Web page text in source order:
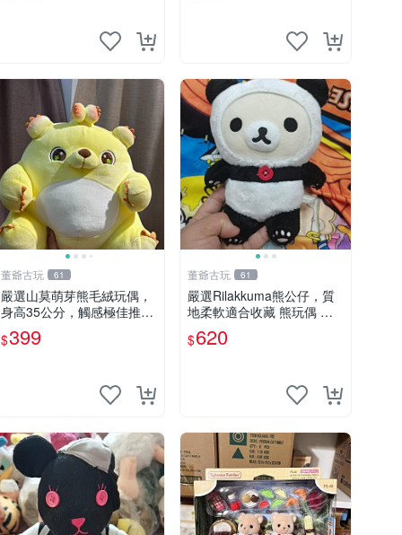
董爺古玩 61
嚴選山莫萌芽熊毛絨玩偶，
身高35公分，觸感極佳推薦
收藏 萌芽熊 毛絨玩偶 串珠
玩偶
$399
董爺古玩 61
嚴選Rilakkuma熊公仔，質
地柔軟適合收藏 熊玩偶 柔
軟 公仔 收藏
$620